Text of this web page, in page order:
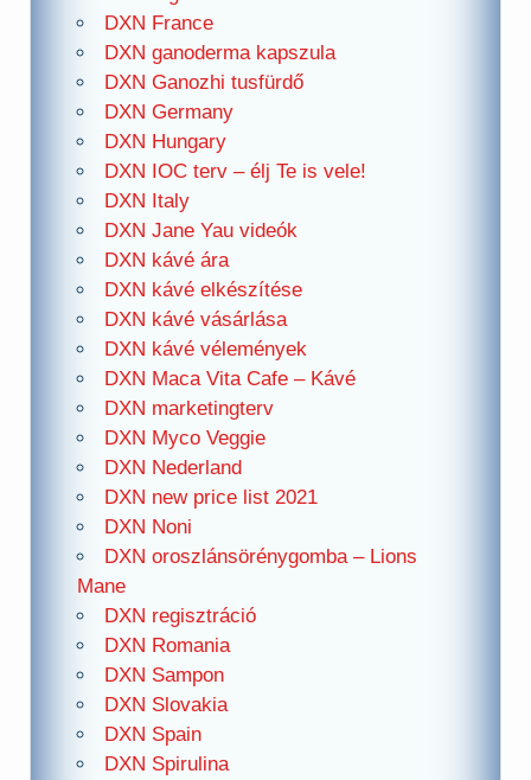
DXN France
DXN ganoderma kapszula
DXN Ganozhi tusfürdő
DXN Germany
DXN Hungary
DXN IOC terv – élj Te is vele!
DXN Italy
DXN Jane Yau videók
DXN kávé ára
DXN kávé elkészítése
DXN kávé vásárlása
DXN kávé vélemények
DXN Maca Vita Cafe – Kávé
DXN marketingterv
DXN Myco Veggie
DXN Nederland
DXN new price list 2021
DXN Noni
DXN oroszlánsörénygomba – Lions
Mane
DXN regisztráció
DXN Romania
DXN Sampon
DXN Slovakia
DXN Spain
DXN Spirulina